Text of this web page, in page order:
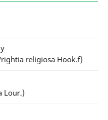
religiosa Hook.f)
Lour.)